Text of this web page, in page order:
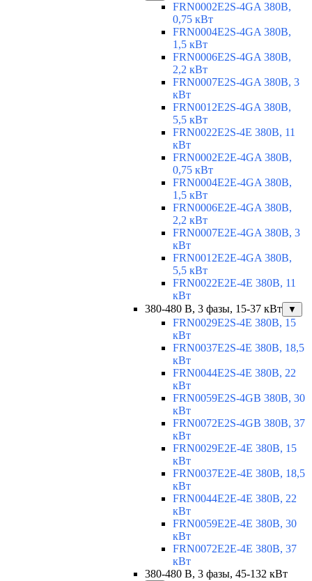
FRN0002E2S-4GA 380В,
0,75 кВт
FRN0004E2S-4GA 380В,
1,5 кВт
FRN0006E2S-4GA 380В,
2,2 кВт
FRN0007E2S-4GA 380В, 3
кВт
FRN0012E2S-4GA 380В,
5,5 кВт
FRN0022E2S-4E 380В, 11
кВт
FRN0002E2E-4GA 380В,
0,75 кВт
FRN0004E2E-4GA 380В,
1,5 кВт
FRN0006E2E-4GA 380В,
2,2 кВт
FRN0007E2E-4GA 380В, 3
кВт
FRN0012E2E-4GA 380В,
5,5 кВт
FRN0022E2E-4E 380В, 11
кВт
380-480 В, 3 фазы, 15-37 кВт
▼
FRN0029E2S-4E 380В, 15
кВт
FRN0037E2S-4E 380В, 18,5
кВт
FRN0044E2S-4E 380В, 22
кВт
FRN0059E2S-4GB 380В, 30
кВт
FRN0072E2S-4GB 380В, 37
кВт
FRN0029E2E-4E 380В, 15
кВт
FRN0037E2E-4E 380В, 18,5
кВт
FRN0044E2E-4E 380В, 22
кВт
FRN0059E2E-4E 380В, 30
кВт
FRN0072E2E-4E 380В, 37
кВт
380-480 В, 3 фазы, 45-132 кВт